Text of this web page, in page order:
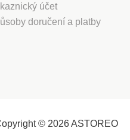
účet
doručení a platby
© 2026 ASTOREO